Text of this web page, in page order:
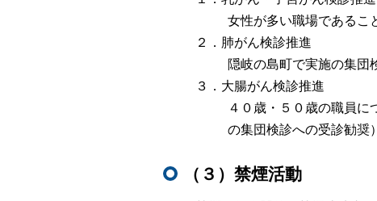
女性が多い職場であるこ
２．肺がん検診推進
隠岐の島町で実施の集団
３．大腸がん検診推進
４０歳・５０歳の職員
の集団検診への受診勧奨）
（３）禁煙活動